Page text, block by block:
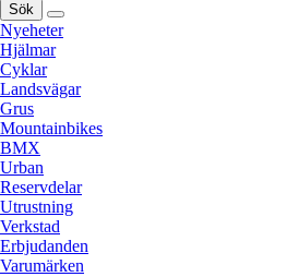
Sök
Nyeheter
Hjälmar
Cyklar
Landsvägar
Grus
Mountainbikes
BMX
Urban
Reservdelar
Utrustning
Verkstad
Erbjudanden
Varumärken